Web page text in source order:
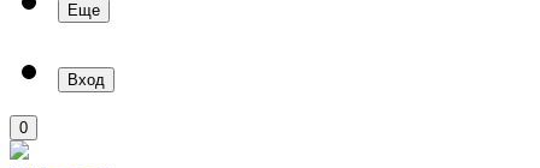
Еще
Вход
0